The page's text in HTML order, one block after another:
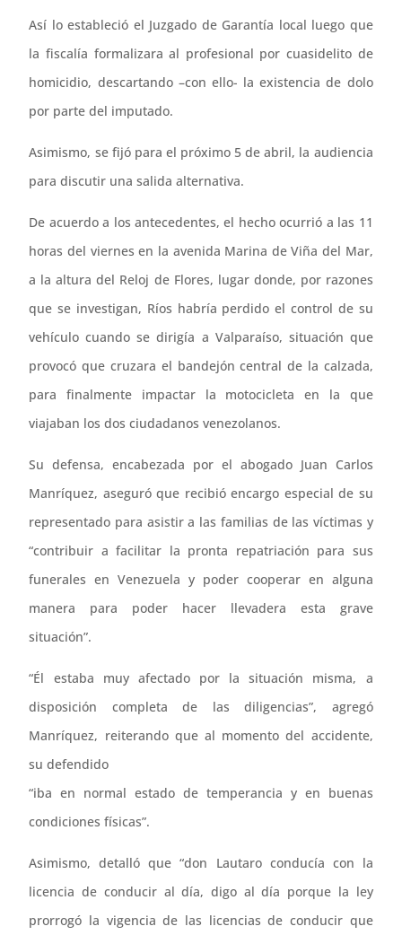
Así lo estableció el Juzgado de Garantía local luego que
la fiscalía formalizara al profesional por cuasidelito de
homicidio, descartando –con ello- la existencia de dolo
por parte del imputado.
Asimismo, se fijó para el próximo 5 de abril, la audiencia
para discutir una salida alternativa.
De acuerdo a los antecedentes, el hecho ocurrió a las 11
horas del viernes en la avenida Marina de Viña del Mar,
a la altura del Reloj de Flores, lugar donde, por razones
que se investigan, Ríos habría perdido el control de su
vehículo cuando se dirigía a Valparaíso, situación que
provocó que cruzara el bandejón central de la calzada,
para finalmente impactar la motocicleta en la que
viajaban los dos ciudadanos venezolanos.
Su defensa, encabezada por el abogado Juan Carlos
Manríquez, aseguró que recibió encargo especial de su
representado para asistir a las familias de las víctimas y
“contribuir a facilitar la pronta repatriación para sus
funerales en Venezuela y poder cooperar en alguna
manera para poder hacer llevadera esta grave
situación”.
“Él estaba muy afectado por la situación misma, a
disposición completa de las diligencias”, agregó
Manríquez, reiterando que al momento del accidente,
su defendido
“iba en normal estado de temperancia y en buenas
condiciones físicas”.
Asimismo, detalló que “don Lautaro conducía con la
licencia de conducir al día, digo al día porque la ley
prorrogó la vigencia de las licencias de conducir que